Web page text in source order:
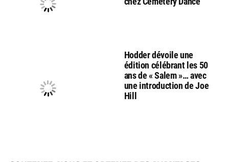
Hodder dévoile une
édition célébrant les 50
ans de « Salem »… avec
une introduction de Joe
Hill